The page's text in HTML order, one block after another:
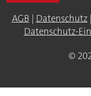
AGB | Datenschutz|
Datenschutz-
©